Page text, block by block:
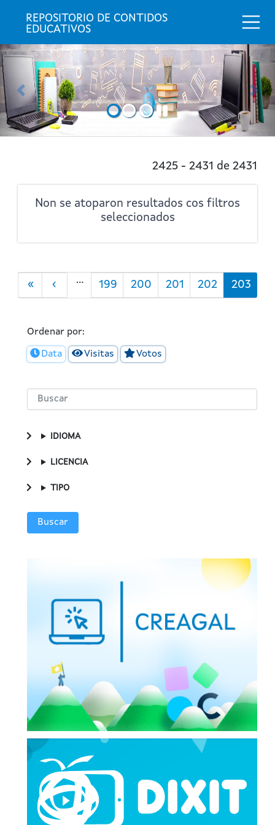
REPOSITORIO DE CONTIDOS
EDUCATIVOS
Anterior
2425 - 2431 de 2431
Non se atoparon resultados cos filtros
seleccionados
Paginación
Primera
página
«
Página
anterior
‹ … Página
199 Página
200 Página
201 Página
202
Página
actual
203
Ordenar por:
Data Visitas Votos
IDIOMA
TIPO
LICENCIA